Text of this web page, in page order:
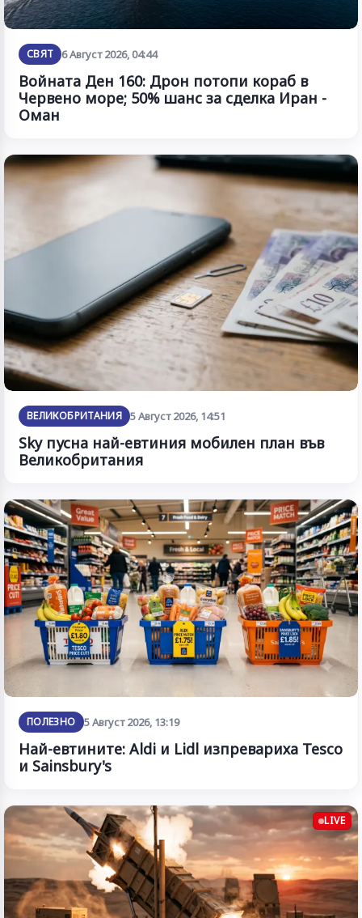
СВЯТ 6 Август 2026, 04:44
Войната Ден 160: Дрон потопи кораб в
Червено море; 50% шанс за сделка Иран -
Оман
ВЕЛИКОБРИТАНИЯ 5 Август 2026, 14:51
Sky пусна най-евтиния мобилен план във
Великобритания
ПОЛЕЗНО 5 Август 2026, 13:19
Най-евтините: Aldi и Lidl изпревариха Tesco
и Sainsbury's
LIVE